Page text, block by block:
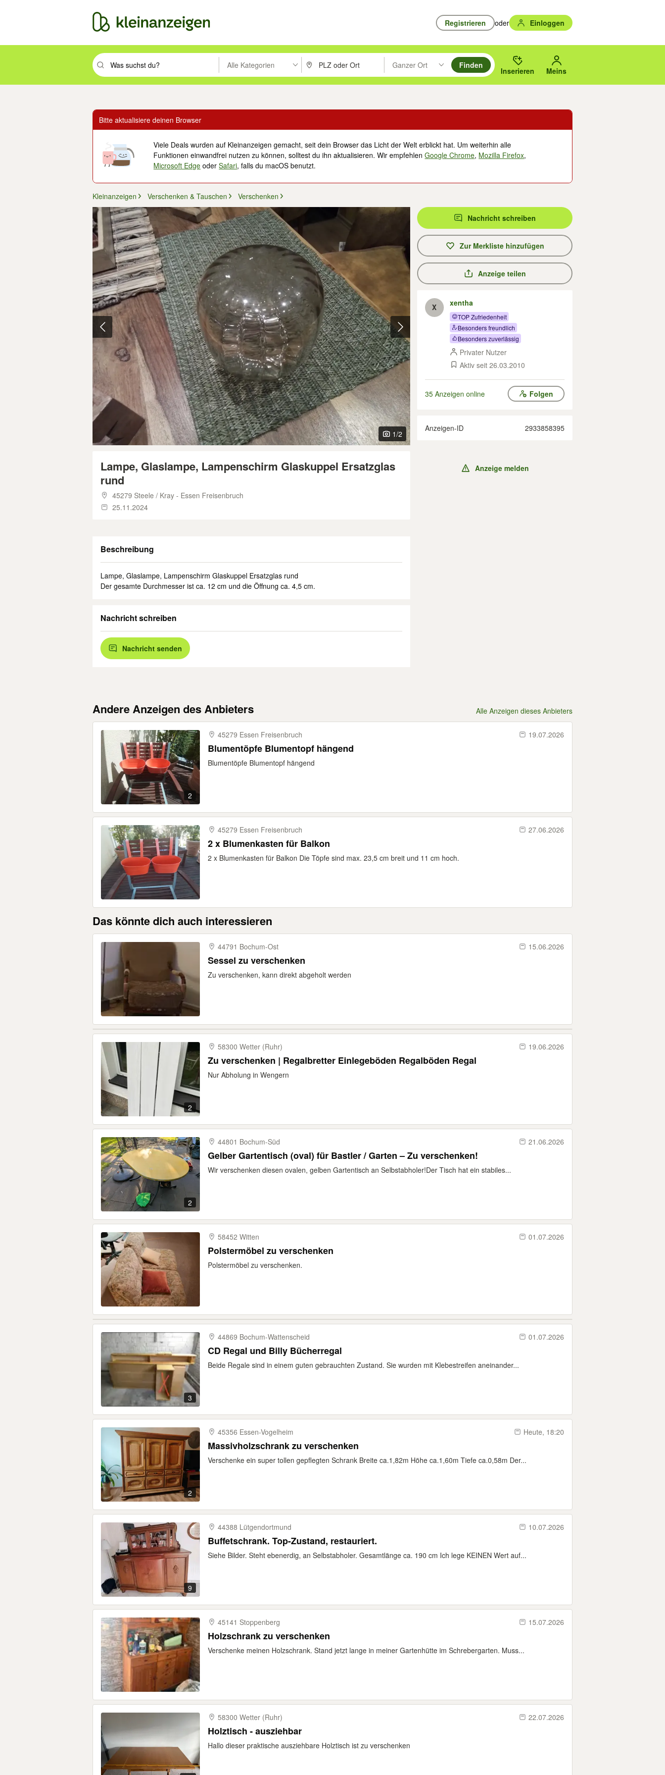
Registrieren oder Einloggen
Suchbegriff eingeben. Eingabetaste drücken um zu suchen, oder Vorschläge mit den Pfeiltasten nach oben/unten durchsuchen und mit Eingabetaste auswählen.
Alle Kategorien PLZ oder Ort eingeben. Eingabetaste drücken um zu suchen, oder Vorschläge mit den Pfeiltasten nach oben/
Ganzer Ort
Suche im Umkreis des gewählten Orts oder PLZ.
Finden
Inserieren Meins
Bitte aktualisiere deinen Browser
Viele Deals wurden auf Kleinanzeigen gemacht, seit dein Browser das Licht der Welt erblickt hat. Um weiterhin alle
Funktionen einwandfrei nutzen zu können, solltest du ihn aktualisieren. Wir empfehlenGoogle Chrome, Mozilla Firefox,
Microsoft Edge oderSafari, falls du macOS benutzt.
Kleinanzeigen Verschenken & Tauschen Verschenken
1/2
Lampe, Glaslampe, Lampenschirm Glaskuppel Ersatzglas
rund
45279 Steele / Kray - Essen Freisenbruch
25.11.2024
Beschreibung
Lampe, Glaslampe, Lampenschirm Glaskuppel Ersatzglas rund
Der gesamte Durchmesser ist ca. 12 cm und die Öffnung ca. 4,5 cm.
Nachricht schreiben
Nachricht senden
Nachricht schreiben
Zur Merkliste hinzufügen
Anzeige teilen
X xentha
TOP Zufriedenheit
Besonders freundlich
Besonders zuverlässig
Privater Nutzer
Aktiv seit 26.03.2010
35 Anzeigen online Folgen
Anzeigen-ID 2933858395
Anzeige melden
Andere Anzeigen des Anbieters Alle Anzeigen dieses Anbieters
2
45279 Essen Freisenbruch 19.07.2026
Blumentöpfe Blumentopf hängend
Blumentöpfe Blumentopf hängend
45279 Essen Freisenbruch 27.06.2026
2 x Blumenkasten für Balkon
2 x Blumenkasten für Balkon Die Töpfe sind max. 23,5 cm breit und 11 cm hoch.
Das könnte dich auch interessieren
44791 Bochum-​Ost 15.06.2026
Sessel zu verschenken
Zu verschenken, kann direkt abgeholt werden
2
58300 Wetter (Ruhr) 19.06.2026
Zu verschenken | Regalbretter Einlegeböden Regalböden Regal
Nur Abholung in Wengern
2
44801 Bochum-​Süd 21.06.2026
Gelber Gartentisch (oval) für Bastler / Garten – Zu verschenken!
Wir verschenken diesen ovalen, gelben Gartentisch an Selbstabholer! ​Der Tisch hat ein stabiles...
58452 Witten 01.07.2026
Polstermöbel zu verschenken
Polstermöbel zu verschenken.
3
44869 Bochum-​Wattenscheid 01.07.2026
CD Regal und Billy Bücherregal
Beide Regale sind in einem guten gebrauchten Zustand. Sie wurden mit Klebestreifen aneinander...
2
45356 Essen-​Vogelheim Heute, 18:20
Massivholzschrank zu verschenken
Verschenke ein super tollen gepflegten Schrank Breite ca.1,82m Höhe ca.1,60m Tiefe ca.0,58m Der...
9
44388 Lütgendortmund 10.07.2026
Buffetschrank. Top-Zustand, restauriert.
Siehe Bilder. Steht ebenerdig, an Selbstabholer. Gesamtlänge ca. 190 cm Ich lege KEINEN Wert auf...
45141 Stoppenberg 15.07.2026
Holzschrank zu verschenken
Verschenke meinen Holzschrank. Stand jetzt lange in meiner Gartenhütte im Schrebergarten. Muss...
58300 Wetter (Ruhr) 22.07.2026
Holztisch - ausziehbar
Hallo dieser praktische ausziehbare Holztisch ist zu verschenken